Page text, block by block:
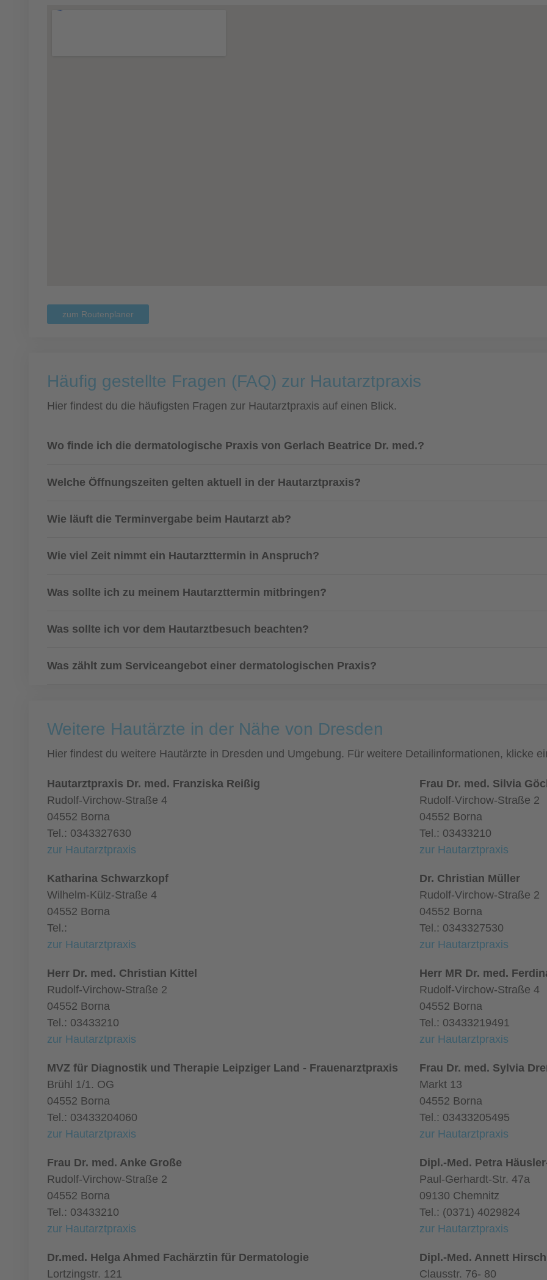
zum Routenplaner
Häufig gestellte Fragen (FAQ) zur Hautarztpraxis
Hier findest du die häufigsten Fragen zur Hautarztpraxis auf einen Blick.
Wo finde ich die dermatologische Praxis von Gerlach Beatrice Dr. med.?
Welche Öffnungszeiten gelten aktuell in der Hautarztpraxis?
Wie läuft die Terminvergabe beim Hautarzt ab?
Wie viel Zeit nimmt ein Hautarzttermin in Anspruch?
Was sollte ich zu meinem Hautarzttermin mitbringen?
Was sollte ich vor dem Hautarztbesuch beachten?
Was zählt zum Serviceangebot einer dermatologischen Praxis?
Weitere Hautärzte in der Nähe von Dresden
Hier findest du weitere Hautärzte in Dresden und Umgebung. Für weitere Detailinformationen, klicke
Hautarztpraxis Dr. med. Franziska Reißig
Rudolf-Virchow-Straße 4
04552 Borna
Tel.: 0343327630
zur Hautarztpraxis
Frau Dr. med. Silvia
Rudolf-Virchow-Straße 2
04552 Borna
Tel.: 03433210
zur Hautarztpraxis
Katharina Schwarzkopf
Wilhelm-Külz-Straße 4
04552 Borna
Tel.:
zur Hautarztpraxis
Dr. Christian Müller
Rudolf-Virchow-Straße 2
04552 Borna
Tel.: 0343327530
zur Hautarztpraxis
Herr Dr. med. Christian Kittel
Rudolf-Virchow-Straße 2
04552 Borna
Tel.: 03433210
zur Hautarztpraxis
Herr MR Dr. med.
Rudolf-Virchow-Straße 4
04552 Borna
Tel.: 03433219491
zur Hautarztpraxis
MVZ für Diagnostik und Therapie Leipziger Land - Frauenarztpraxis
Brühl 1/1. OG
04552 Borna
Tel.: 03433204060
zur Hautarztpraxis
Frau Dr. med. Sylvia
Markt 13
04552 Borna
Tel.: 03433205495
zur Hautarztpraxis
Frau Dr. med. Anke Große
Rudolf-Virchow-Straße 2
04552 Borna
Tel.: 03433210
zur Hautarztpraxis
Dipl.-Med. Petra
Paul-Gerhardt-Str. 47a
09130 Chemnitz
Tel.: (0371) 4029824
zur Hautarztpraxis
Dr.med. Helga Ahmed Fachärztin für Dermatologie
Lortzingstr. 121
Dipl.-Med. Annett
Clausstr. 76- 80